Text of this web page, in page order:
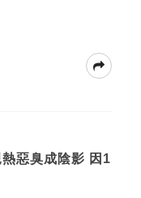
惡臭成陰影 因1